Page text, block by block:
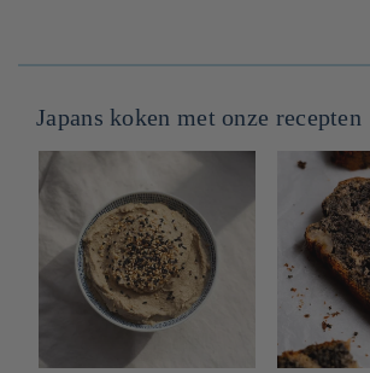
Japans koken met onze recepten